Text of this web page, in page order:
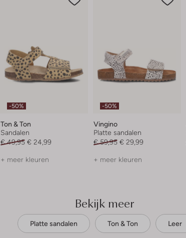
-50%
Ton & Ton
Sandalen
€ 49,95 € 24,99
+ meer kleuren
-50%
Vingino
Platte sandalen
€ 59,95 € 29,99
+ meer kleuren
Bekijk meer
Platte sandalen Ton & Ton Leer